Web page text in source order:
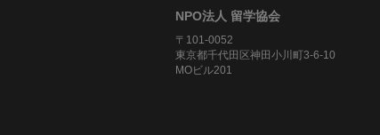
NPO法人 留学協会
〒101-0052
東京都千代田区神田小川町3-6-10
MOビル201